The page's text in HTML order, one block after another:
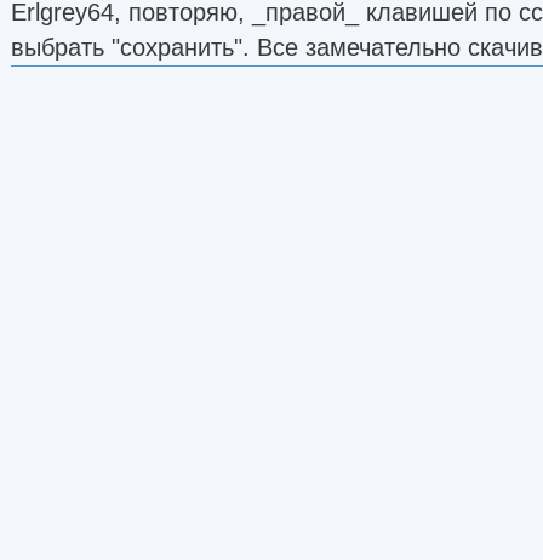
Erlgrey64, повторяю, _правой_ клавишей по
выбрать "сохранить". Все замечательно